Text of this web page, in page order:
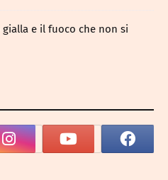
gialla e il fuoco che non si